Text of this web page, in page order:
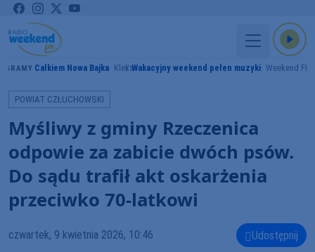
GRAMY Całkiem Nowa Bajka KleksWakacyjny weekend pełen muzyki Weekend FM
POWIAT CZŁUCHOWSKI
Myśliwy z gminy Rzeczenica
odpowie za zabicie dwóch psów.
Do sądu trafił akt oskarżenia
przeciwko 70-latkowi
czwartek, 9 kwietnia 2026, 10:46 Udostępnij